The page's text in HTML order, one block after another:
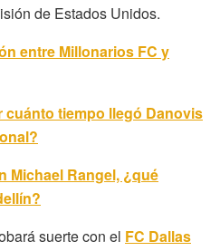
de Estados Unidos.
entre Millonarios FC y
tiempo llegó Danovis
Michael Rangel, ¿qué
suerte con el FC Dallas